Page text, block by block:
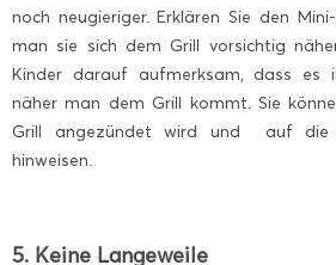
noch neugieriger. Erklären Sie den
man sie sich dem Grill vorsichtig
Kinder darauf aufmerksam, dass es
näher man dem Grill kommt. Sie
Grill angezündet wird und auf die
hinweisen.
5. Keine Langeweile